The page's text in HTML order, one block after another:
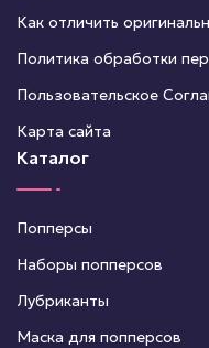
Как отличить
Политика обработки
Пользовательское
Карта сайта
Каталог
Попперсы
Наборы попперсов
Лубриканты
Маска для попперсов